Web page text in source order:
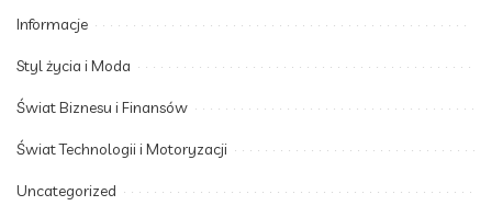
Informacje
Styl życia i Moda
Świat Biznesu i Finansów
Świat Technologii i Motoryzacji
Uncategorized